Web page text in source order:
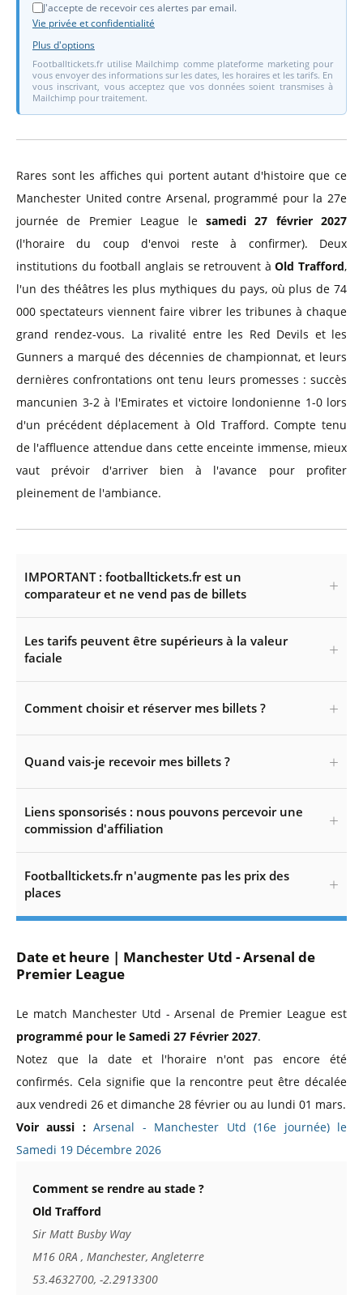
J'accepte de recevoir ces alertes par email.
Vie privée et confidentialité
Plus d'options
Footballtickets.fr utilise Mailchimp comme plateforme marketing pour
vous envoyer des informations sur les dates, les horaires et les tarifs. En
vous inscrivant, vous acceptez que vos données soient transmises à
Mailchimp pour traitement.
Rares sont les affiches qui portent autant d'histoire que ce
Manchester United contre Arsenal, programmé pour la 27e
journée de Premier League le samedi 27 février 2027
(l'horaire du coup d'envoi reste à confirmer). Deux
institutions du football anglais se retrouvent àOld Trafford,
l'un des théâtres les plus mythiques du pays, où plus de 74
000 spectateurs viennent faire vibrer les tribunes à chaque
grand rendez-vous. La rivalité entre les Red Devils et les
Gunners a marqué des décennies de championnat, et leurs
dernières confrontations ont tenu leurs promesses : succès
mancunien 3-2 à l'Emirates et victoire londonienne 1-0 lors
d'un précédent déplacement à Old Trafford. Compte tenu
de l'affluence attendue dans cette enceinte immense, mieux
vaut prévoir d'arriver bien à l'avance pour profiter
pleinement de l'ambiance.
IMPORTANT : footballtickets.fr est un
comparateur et ne vend pas de billets
Les tarifs peuvent être supérieurs à la valeur
faciale
Comment choisir et réserver mes billets ?
Quand vais-je recevoir mes billets ?
Liens sponsorisés : nous pouvons percevoir une
commission d'affiliation
Footballtickets.fr n'augmente pas les prix des
places
Date et heure | Manchester Utd - Arsenal de
Premier League
Le match Manchester Utd - Arsenal de Premier League est
programmé pour le Samedi 27 Février 2027.
Notez que la date et l'horaire n'ont pas encore été
confirmés. Cela signifie que la rencontre peut être décalée
aux vendredi 26 et dimanche 28 février ou au lundi 01 mars.
Voir aussi : Arsenal - Manchester Utd (16e journée) le
Samedi 19 Décembre 2026
Comment se rendre au stade ?
Old Trafford
Sir Matt Busby Way
M16 0RA , Manchester, Angleterre
53.4632700, -2.2913300